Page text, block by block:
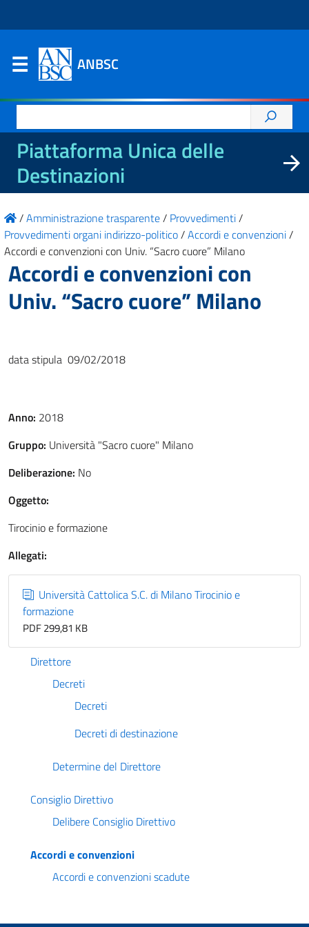
ANBSC
per:
Piattaforma Unica delle
Destinazioni
/Amministrazione trasparente/ Provvedimenti/
Provvedimenti organi indirizzo-politico/Accordi e convenzioni/
Accordi e convenzioni con Univ. “Sacro cuore” Milano
Accordi e convenzioni con
Univ. “Sacro cuore” Milano
data stipula 09/02/2018
Anno: 2018
Gruppo: Università "Sacro cuore" Milano
Deliberazione: No
Oggetto:
Tirocinio e formazione
Allegati:
Università Cattolica S.C. di Milano Tirocinio e
formazione
PDF 299,81 KB
Direttore
Decreti
Decreti
Decreti di destinazione
Determine del Direttore
Consiglio Direttivo
Delibere Consiglio Direttivo
Accordi e convenzioni
Accordi e convenzioni scadute